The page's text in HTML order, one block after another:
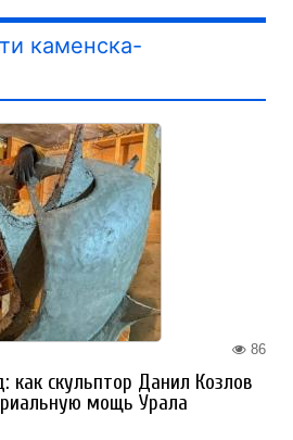
каменска-
86
как скульптор Данил Козлов
мощь Урала